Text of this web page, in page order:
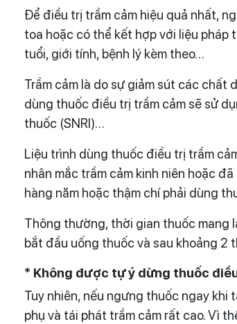
Để điều trị trầm cảm hiệu quả nhất,
toa hoặc có thể kết hợp với liệu pháp
tuổi, giới tính, bệnh lý kèm theo…
Trầm cảm là do sự giảm sút các chất
dùng thuốc điều trị trầm cảm sẽ sử
thuốc (SNRI)…
Liệu trình dùng thuốc điều trị trầm
nhân mắc trầm cảm kinh niên hoặc
hàng năm hoặc thậm chí phải dùng
Thông thường, thời gian thuốc mang
bắt đầu uống thuốc và sau khoảng 2
* Không được tự ý dừng thuốc
Tuy nhiên, nếu ngưng thuốc ngay
phụ và tái phát trầm cảm rất cao. Vì